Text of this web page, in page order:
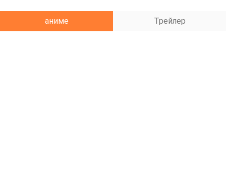
заблудшие души, попавшие в бесконечную войну.
аниме Трейлер